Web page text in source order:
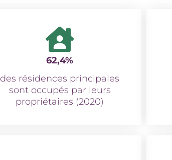
62,4%
des résidences principales
sont occupés par leurs
propriétaires (2020)